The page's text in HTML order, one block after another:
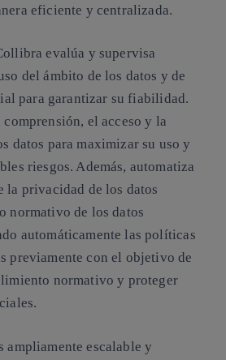
eficiente y centralizada.
evalúa y supervisa
del ámbito de los datos y de
para garantizar su fiabilidad.
el acceso y la
datos para maximizar su uso y
riesgos. Además, automatiza
la privacidad de los datos
normativo de los datos
automáticamente las políticas
previamente con el objetivo de
normativo y proteger
ampliamente escalable y